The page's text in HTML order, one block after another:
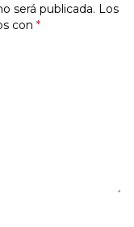
será publicada. Los
con *